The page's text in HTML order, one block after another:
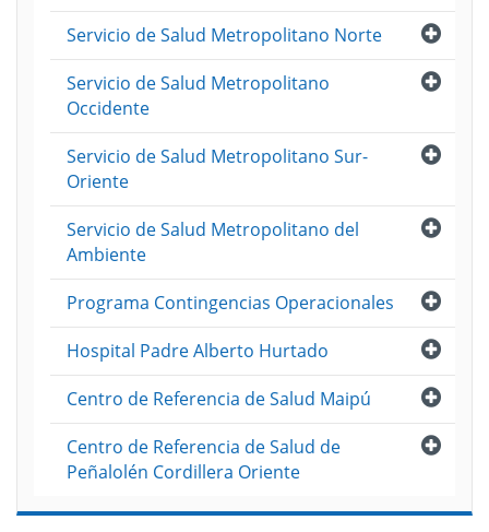
Abrir
Servicio de Salud Metropolitano Norte
Abrir
Servicio de Salud Metropolitano
Occidente
Abrir
Servicio de Salud Metropolitano Sur-
Oriente
Abrir
Servicio de Salud Metropolitano del
Ambiente
Abrir
Programa Contingencias Operacionales
Abrir
Hospital Padre Alberto Hurtado
Abrir
Centro de Referencia de Salud Maipú
Abrir
Centro de Referencia de Salud de
Peñalolén Cordillera Oriente